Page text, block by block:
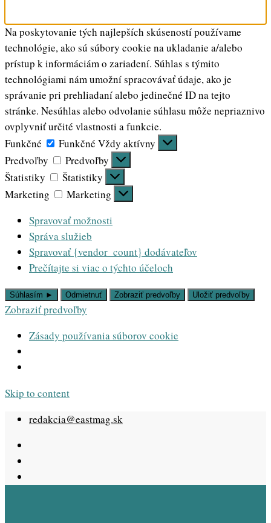
Na poskytovanie tých najlepších skúseností používame
technológie, ako sú súbory cookie na ukladanie a/alebo
prístup k informáciám o zariadení. Súhlas s týmito
technológiami nám umožní spracovávať údaje, ako je
správanie pri prehliadaní alebo jedinečné ID na tejto
stránke. Nesúhlas alebo odvolanie súhlasu môže nepriaznivo
ovplyvniť určité vlastnosti a funkcie.
Funkčné
Funkčné Vždy aktívny
Predvoľby
Predvoľby
Štatistiky
Štatistiky
Marketing
Marketing
Spravovať možnosti
Správa služieb
Spravovať {vendor_count} dodávateľov
Prečítajte si viac o týchto účeloch
Súhlasím ► Odmietnuť Zobraziť predvoľby Uložiť predvoľby
Zobraziť predvoľby
Zásady používania súborov cookie
Skip to content
redakcia@eastmag.sk